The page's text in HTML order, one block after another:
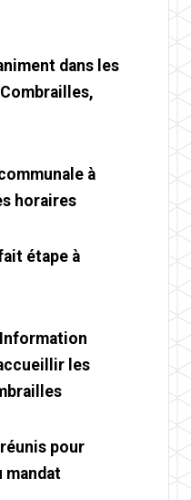
dans les
à
horaires
étape à
les
pour
mandat